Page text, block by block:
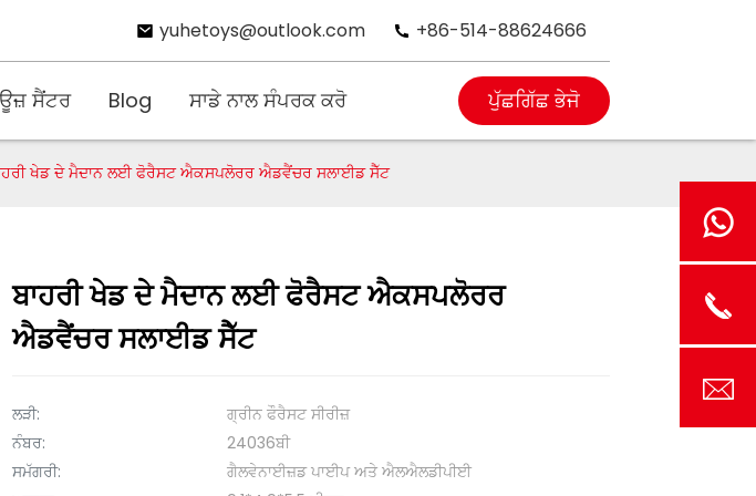
yuhetoys@outlook.com +86-514-88624666
ਸੈਂਟਰ Blog ਸਾਡੇ ਨਾਲ ਸੰਪਰਕ ਕਰੋ ਪੁੱਛਗਿੱਛ ਭੇਜੋ
ਖੇਡ ਦੇ ਮੈਦਾਨ ਲਈ ਫੋਰੈਸਟ ਐਕਸਪਲੋਰਰ ਐਡਵੈਂਚਰ ਸਲਾਈਡ ਸੈੱਟ
ਬਾਹਰੀ ਖੇਡ ਦੇ ਮੈਦਾਨ ਲਈ ਫੋਰੈਸਟ ਐਕਸਪਲੋਰਰ
ਐਡਵੈਂਚਰ ਸਲਾਈਡ ਸੈੱਟ
ਲੜੀ:
ਗ੍ਰੀਨ ਫੌਰੈਸਟ ਸੀਰੀਜ਼
ਨੰਬਰ:
24036ਬੀ
ਸਮੱਗਰੀ:
ਗੈਲਵੇਨਾਈਜ਼ਡ ਪਾਈਪ ਅਤੇ ਐਲਐਲਡੀਪੀਈ